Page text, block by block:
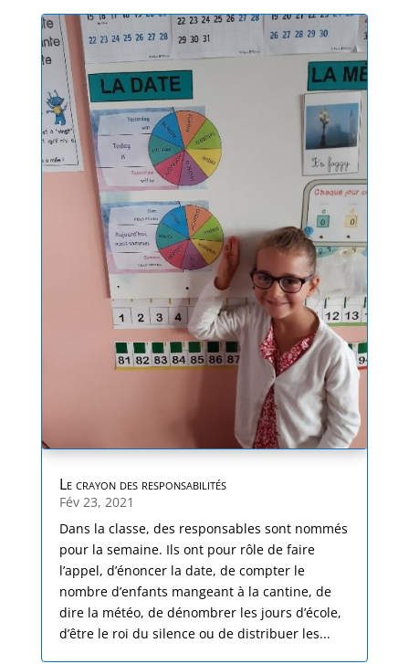
Le crayon des responsabilités
Fév 23, 2021
Dans la classe, des responsables sont nommés
pour la semaine. Ils ont pour rôle de faire
l’appel, d’énoncer la date, de compter le
nombre d’enfants mangeant à la cantine, de
dire la météo, de dénombrer les jours d’école,
d’être le roi du silence ou de distribuer les...